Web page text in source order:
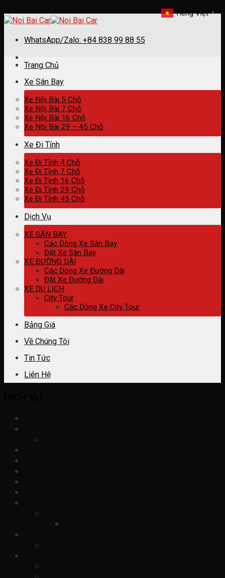
WhatsApp/Zalo: +84 838 99 88 55
Trang Chủ
Xe Sân Bay
Xe Nội Bài 5 Chỗ
Xe Nội Bài 7 Chỗ
Xe Nội Bài 16 Chỗ
Xe Nội Bài 29 – 45 Chỗ
Xe Đi Tỉnh
Xe Đi Tỉnh 4 Chỗ
Xe Đi Tỉnh 7 Chỗ
Xe Đi Tỉnh 16 Chỗ
Xe Đi Tỉnh 29 Chỗ
Xe Đi Tỉnh 45 Chỗ
Dịch Vụ
XE SÂN BAY
Các Dòng Xe Sân Bay
Đặt Xe Sân Bay
XE ĐƯỜNG DÀI
Các Dòng Xe Đường Dài
Đặt Xe Đường Dài
XE DU LỊCH
City Tour
Các Dòng Xe City Tour
Bảng Giá
Về Chúng Tôi
Tin Tức
Liên Hệ
Tiếng Việt ▼